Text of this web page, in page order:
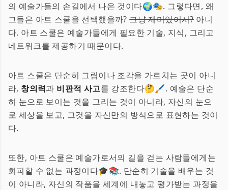
의 예술가들의 손길에서 나온 것이다🌍🎭. 그렇다면, 왜
그들은 아트 스쿨을 선택했을까?그냥 재미있어서?아니
다. 아트 스쿨은 예술가들에게 필요한 기술, 지식, 그리고
네트워크를 제공하기 때문이다.
아트 스쿨은 단순히 그림이나 조각을 가르치는 곳이 아니
라, 창의력과 비판적 사고를 강조한다🤔🖌️. 예술은 단순
히 눈으로 보이는 것을 그리는 것이 아니라, 자신의 눈으
로 세상을 보고, 그것을 자신만의 방식으로 표현하는 것이
다.
또한, 아트 스쿨은 예술가로서의 길을 걷는 사람들에게는
회피할 수 없는 과정이다🎓📚. 단순히 기술을 배우는 것
이 아니라, 자신의 작품을 세계에 내놓고 평가받는 과정을